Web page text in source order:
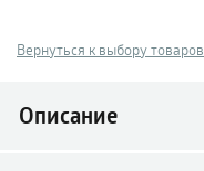
Вернуться к выбору товаров
Описание